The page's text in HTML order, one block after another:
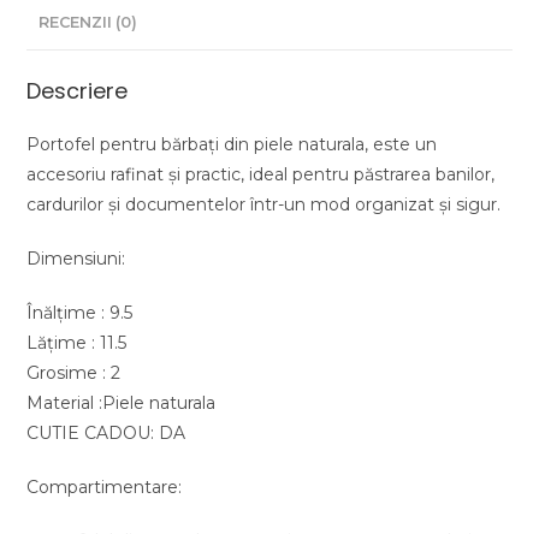
RECENZII (0)
Descriere
Portofel pentru bărbați din piele naturala, este un
accesoriu rafinat și practic, ideal pentru păstrarea banilor,
cardurilor și documentelor într-un mod organizat și sigur.
Dimensiuni:
Înălțime : 9.5
Lățime : 11.5
Grosime : 2
Material :Piele naturala
CUTIE CADOU: DA
Compartimentare: